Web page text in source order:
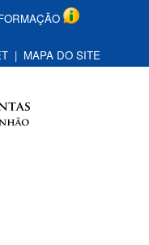
| MAPA DO SITE